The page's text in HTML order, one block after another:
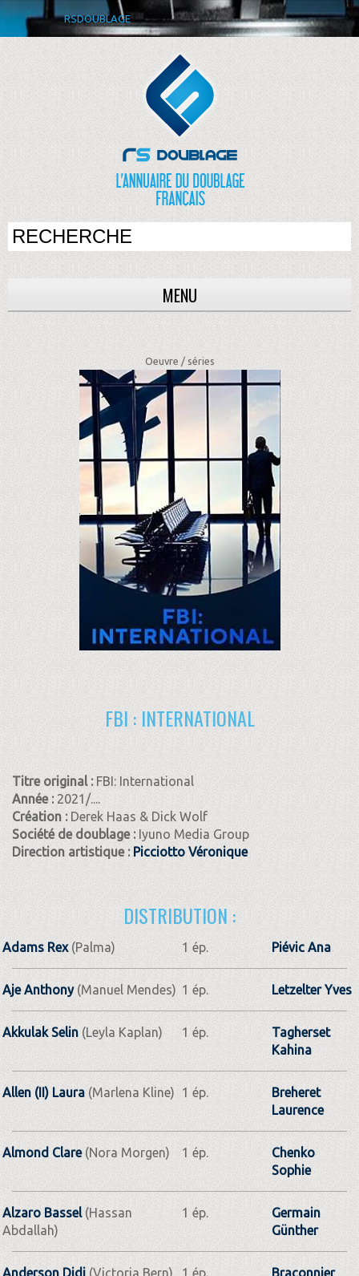
RSDOUBLAGE
MENU
Oeuvre /séries
FBI : INTERNATIONAL
Titre original : FBI: International
Année : 2021/....
Création : Derek Haas & Dick Wolf
Société de doublage :Iyuno Media Group
Direction artistique : Picciotto Véronique
DISTRIBUTION :
Adams Rex(Palma) 1 ép. Piévic Ana
Aje Anthony(Manuel Mendes) 1 ép. Letzelter Yves
Akkulak Selin(Leyla Kaplan) 1 ép.
Tagherset
Kahina
Allen (II) Laura(Marlena Kline) 1 ép.
Breheret
Laurence
Almond Clare(Nora Morgen) 1 ép.
Chenko
Sophie
Alzaro Bassel(Hassan
Abdallah)
1 ép.
Germain
Günther
Anderson Didi(Victoria Bern) 1 ép.
Braconnier